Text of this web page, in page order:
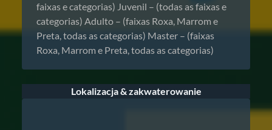
faixas e categorias) Juvenil – (todas as faixas e
categorias) Adulto – (faixas Roxa, Marrom e
Preta, todas as categorias) Master – (faixas
Roxa, Marrom e Preta, todas as categorias)
Lokalizacja & zakwaterowanie